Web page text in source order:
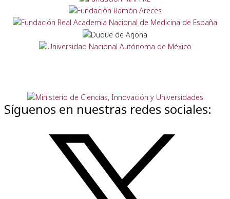
Síguenos en nuestras redes sociales: